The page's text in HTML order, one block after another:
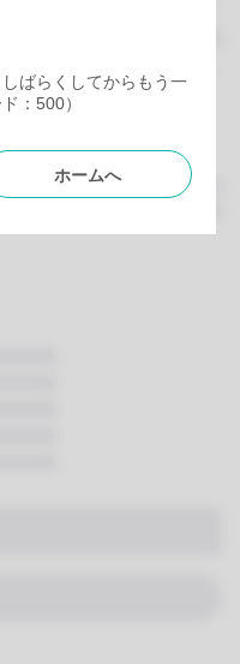
ばらくしてからもう一
：500）
ホームへ